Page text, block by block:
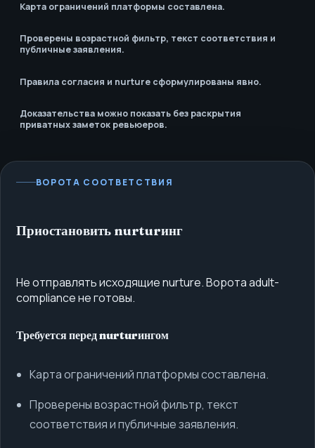
Карта ограничений платформы составлена.
Проверены возрастной фильтр, текст соответствия и
публичные заявления.
Правила согласия и nurture сформулированы явно.
Доказательства можно показать без раскрытия
приватных заметок ревьюеров.
ВОРОТА СООТВЕТСТВИЯ
Приостановить nurturинг
Не отправлять исходящие nurture. Ворота adult-
compliance не готовы.
Требуется перед nurturингом
Карта ограничений платформы составлена.
Проверены возрастной фильтр, текст
соответствия и публичные заявления.